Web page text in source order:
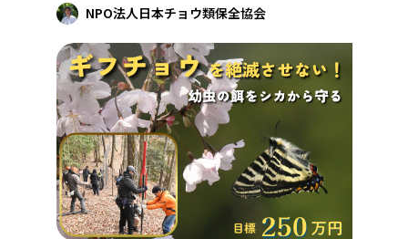
近畿
中国
四国
九州・沖縄
北海道 青森 岩手 宮城 秋田
茨城 栃木 群馬 埼玉 千葉 東京
新潟 富山 石川 福井 山梨
三重 滋賀 京都 大阪 兵庫 奈良
鳥取 島根 岡山 山口
NPO法人日本チョウ類保全協会